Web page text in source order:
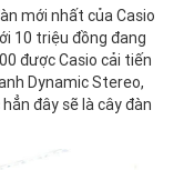
mới nhất của Casio
10 triệu đồng đang
được Casio cải tiến
Dynamic Stereo,
đây sẽ là cây đàn